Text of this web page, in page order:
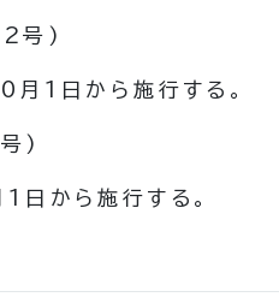
号)
1日から施行する。
)
日から施行する。